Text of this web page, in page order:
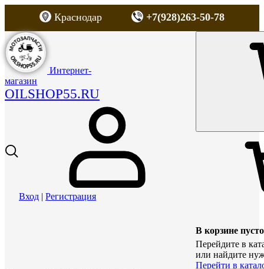
Краснодар +7(928)263-50-78
Интернет-
магазин
OILSHOP55.RU
Вход | Регистрация
В корзине пусто
Перейдите в
или найдите
Перейти в